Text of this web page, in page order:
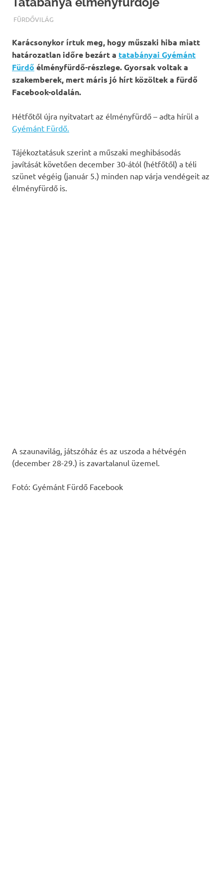
TERMALFURDOK.COM
FÜRDŐVILÁG
Karácsonykor írtuk meg, hogy műszaki hiba miatt
határozatlan időre bezárt a tatabányai Gyémánt
Fürdő élményfürdő-részlege. Gyorsak voltak a
szakemberek, mert máris jó hírt közöltek a fürdő
Facebook-oldalán.
Hétfőtől újra nyitvatart az élményfürdő – adta hírül a
Gyémánt Fürdő.
Tájékoztatásuk szerint a műszaki meghibásodás
javítását követően december 30-ától (hétfőtől) a téli
szünet végéig (január 5.) minden nap várja vendégeit az
élményfürdő is.
A szaunavilág, játszóház és az uszoda a hétvégén
(december 28-29.) is zavartalanul üzemel.
Fotó: Gyémánt Fürdő Facebook